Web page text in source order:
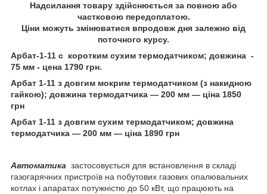
Надсилання товару здійснюється за повною або
частковою передоплатою.
Ціни можуть змінюватися впродовж дня залежно від
поточного курсу.
Арбат-1-11 с коротким сухим термодатчиком; довжина -
75 мм - цена 1790 грн.
Арбат 1-11 з довгим мокрим термодатчиком (з накидною
гайкою); довжина термодатчика — 200 мм — ціна 1850
грн
Арбат 1-11 з довгим сухим термодатчиком; довжина
термодатчика — 200 мм — ціна 1890 грн
Автоматика застосовується для встановлення в складі
газогарячних пристроїв на побутових газових опалювальних
котлах і апаратах потужністю до 50 кВт, що працюють на